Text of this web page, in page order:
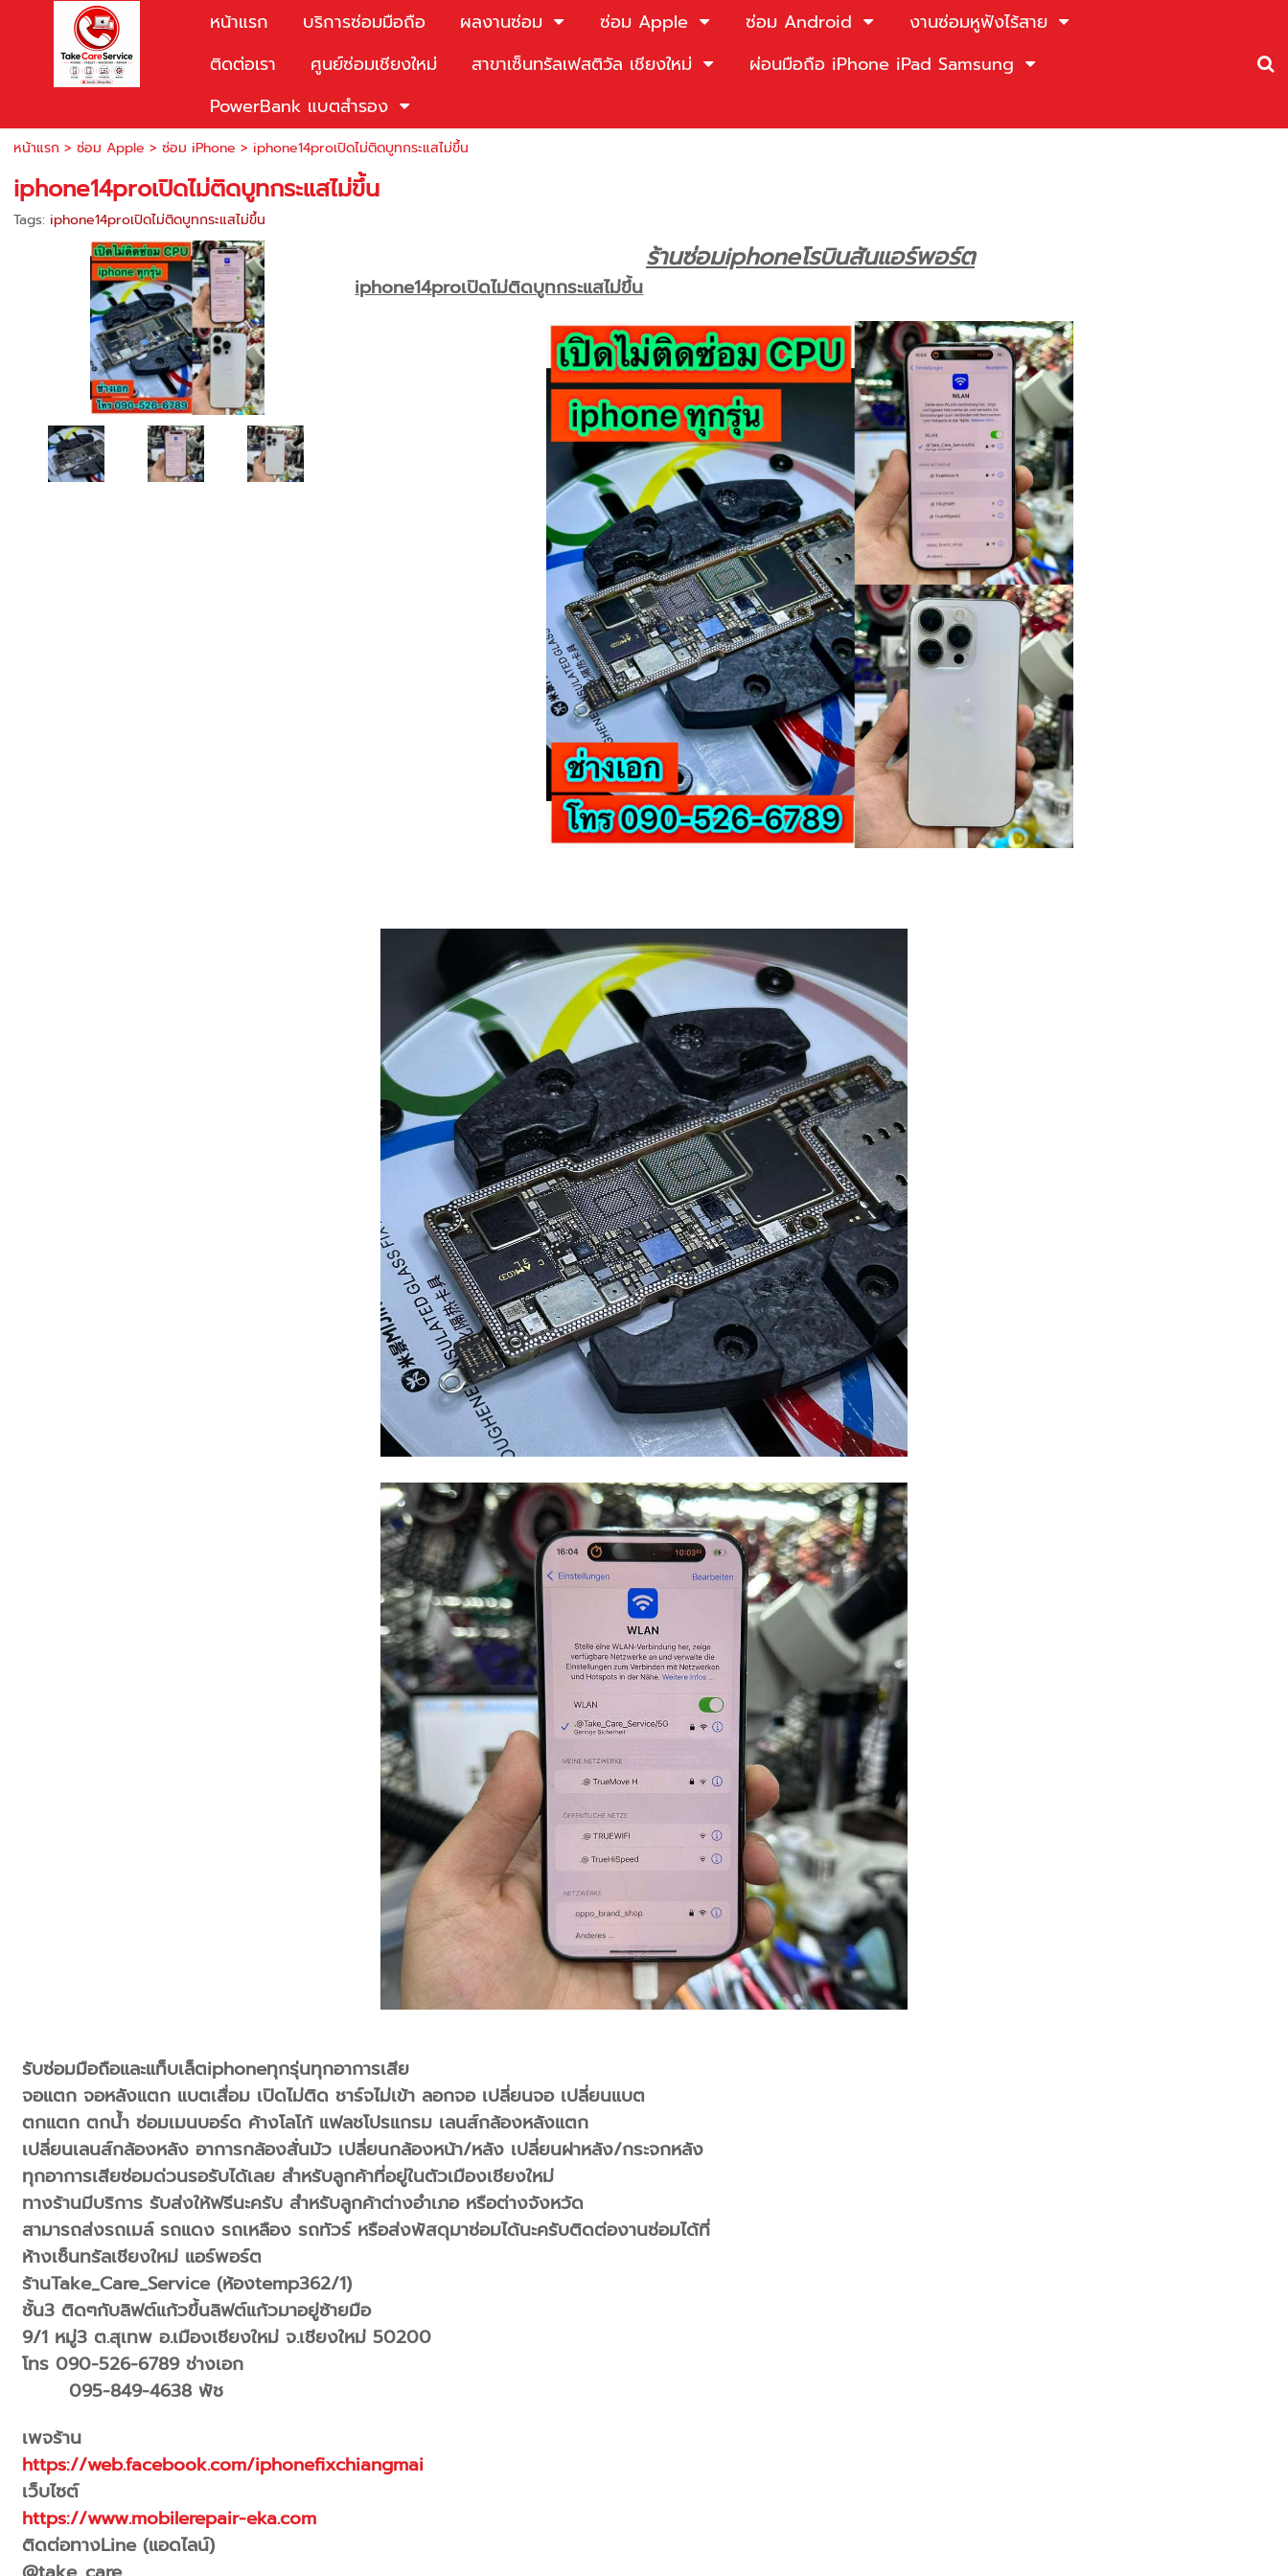
หน้าแรก บริการซ่อมมือถือ ผลงานซ่อม ซ่อม Apple ซ่อม Android
งานซ่อมหูฟังไร้สาย
ติดต่อเรา
ศูนย์ซ่อมเชียงใหม่ สาขาเซ็นทรัลเฟสติวัล เชียงใหม่
ผ่อนมือถือ iPhone iPad Samsung
PowerBank แบตสำรอง
หน้าแรก > ซ่อม Apple > ซ่อม iPhone > iphone14proเปิดไม่ติดบูทกระแสไม่ขึ้น
iphone14proเปิดไม่ติดบูทกระแสไม่ขึ้น
Tags: iphone14proเปิดไม่ติดบูทกระแสไม่ขึ้น
ร้านซ่อมiphoneโรบินสันแอร์พอร์ต
iphone14proเปิดไม่ติดบูทกระแสไม่ขึ้น
รับซ่อมมือถือและแท็บเล็ตiphoneทุกรุ่นทุกอาการเสีย
จอแตก จอหลังแตก แบตเสื่อม เปิดไม่ติด ชาร์จไม่เข้า ลอกจอ เปลี่ยนจอ เปลี่ยนแบต
ตกแตก ตกน้ำ ซ่อมเมนบอร์ด ค้างโลโก้ แฟลชโปรแกรม เลนส์กล้องหลังแตก
เปลี่ยนเลนส์กล้องหลัง อาการกล้องสั่นมัว เปลี่ยนกล้องหน้า/หลัง เปลี่ยนฝาหลัง/กระจกหลัง
ทุกอาการเสียซ่อมด่วนรอรับได้เลย สำหรับลูกค้าที่อยู่ในตัวเมืองเชียงใหม่
ทางร้านมีบริการ รับส่งให้ฟรีนะครับ สำหรับลูกค้าต่างอำเภอ หรือต่างจังหวัด
สามารถส่งรถเมล์ รถแดง รถเหลือง รถทัวร์ หรือส่งพัสดุมาซ่อมได้นะครับติดต่องานซ่อมได้ที่
ห้างเซ็นทรัลเชียงใหม่ แอร์พอร์ต
ร้านTake_Care_Service (ห้องtemp362/1)
ชั้น3 ติดๆกับลิฟต์แก้วขึ้นลิฟต์แก้วมาอยู่ซ้ายมือ
9/1 หมู่3 ต.สุเทพ อ.เมืองเชียงใหม่ จ.เชียงใหม่ 50200
โทร 090-526-6789 ช่างเอก
095-849-4638 พัช
เพจร้าน
https://web.facebook.com/iphonefixchiangmai
เว็บไซต์
https://www.mobilerepair-eka.com
ติดต่อทางLine (แอดไลน์)